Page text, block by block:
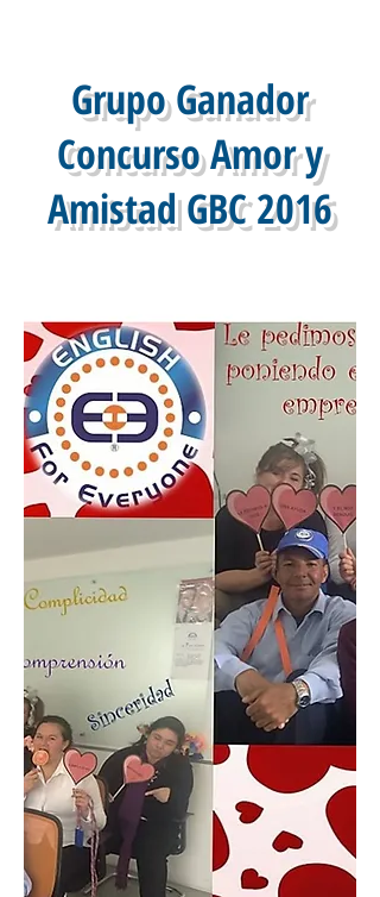
Grupo Ganador
Concurso Amor y
Amistad GBC 2016